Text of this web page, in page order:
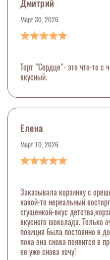
Дмитрий
Март 30, 2026
Торт "Сердце"- это что-то с
вкусный.
Елена
Март 10, 2026
Заказывала корзинку с
какой-то нереальный
сгущенкой-вкус
вкусного шоколада. Только
позиция была постоянно в
пока она снова появится в
ее уже снова хочу!